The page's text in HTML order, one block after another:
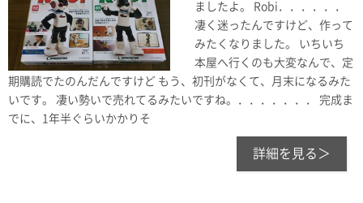
ましたよ。 Robi．．．．．．
凄く迷ったんですけど、作って
みたくなりました。 いちいち
本屋へ行くのも大変なんで、定
期購読でたのんだんですけど もう、初刊がなくて、月末になるみた
いです。 凄い勢いで売れてるみたいですね。．．．．．．． 完成ま
でに、1年半ぐらいかかりそ
詳細を見る＞